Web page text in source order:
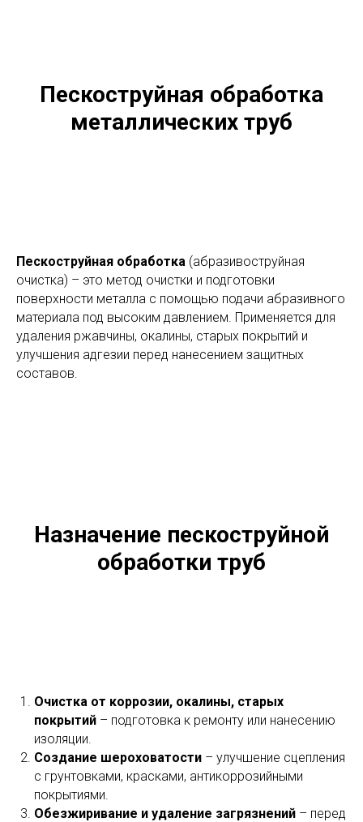
Пескоструйная обработка
металлических труб
Пескоструйная обработка (абразивоструйная
очистка) – это метод очистки и подготовки
поверхности металла с помощью подачи абразивного
материала под высоким давлением. Применяется для
удаления ржавчины, окалины, старых покрытий и
улучшения адгезии перед нанесением защитных
составов.
Назначение пескоструйной
обработки труб
Очистка от коррозии, окалины, старых
покрытий – подготовка к ремонту или нанесению
изоляции.
Создание шероховатости – улучшение сцепления
с грунтовками, красками, антикоррозийными
покрытиями.
Обезжиривание и удаление загрязнений – перед